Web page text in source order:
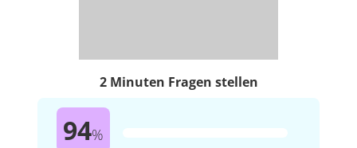
2 Minuten Fragen stellen
94%